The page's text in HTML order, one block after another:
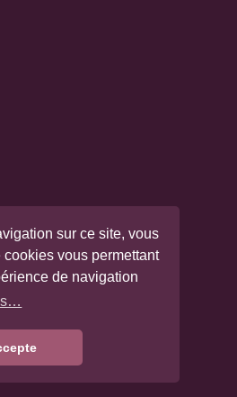
sur ce site, vous
vous permettant
de navigation